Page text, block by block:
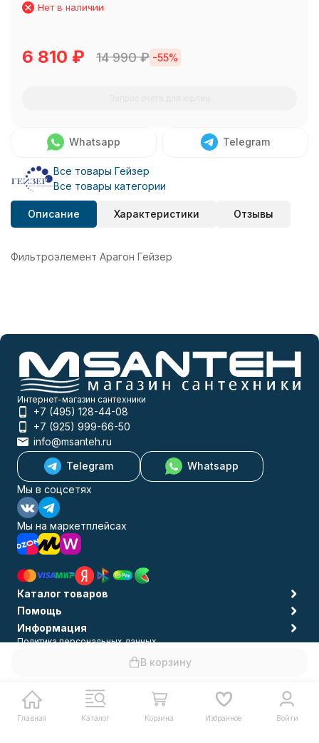
Нет в наличии
6 810 ₽ 14 990₽ -55%
В корзину
Whatsapp Telegram
Все товары Гейзер
Все товары категории
Описание Характеристики Отзывы
Фильтроэлемент Арагон Гейзер
Главная Каталог Корзина Избранное Войти
Интернет-магазин сантехники
+7 (495) 128-44-08
+7 (925) 999-66-50
info@msanteh.ru
Telegram
Whatsapp
Мы в соцсетях
Мы на маркетплейсах
Каталог товаров
Помощь
Информация
Политика персональных данных